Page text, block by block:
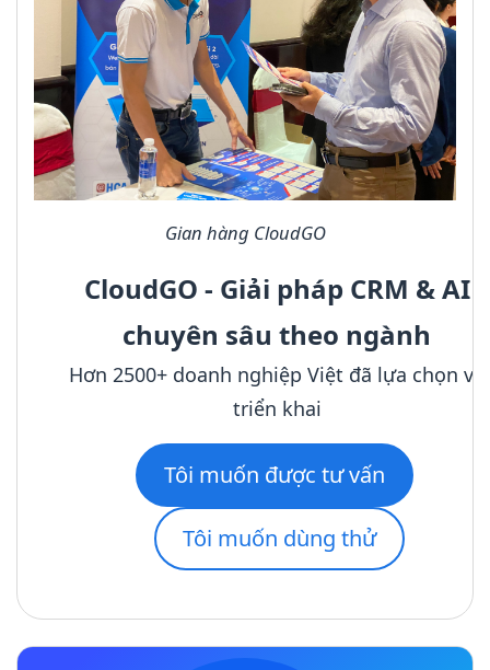
Gian hàng CloudGO
CloudGO - Giải pháp CRM & AI
chuyên sâu theo ngành
Hơn 2500+ doanh nghiệp Việt đã lựa chọn và
triển khai
Tôi muốn được tư vấn
Tôi muốn dùng thử